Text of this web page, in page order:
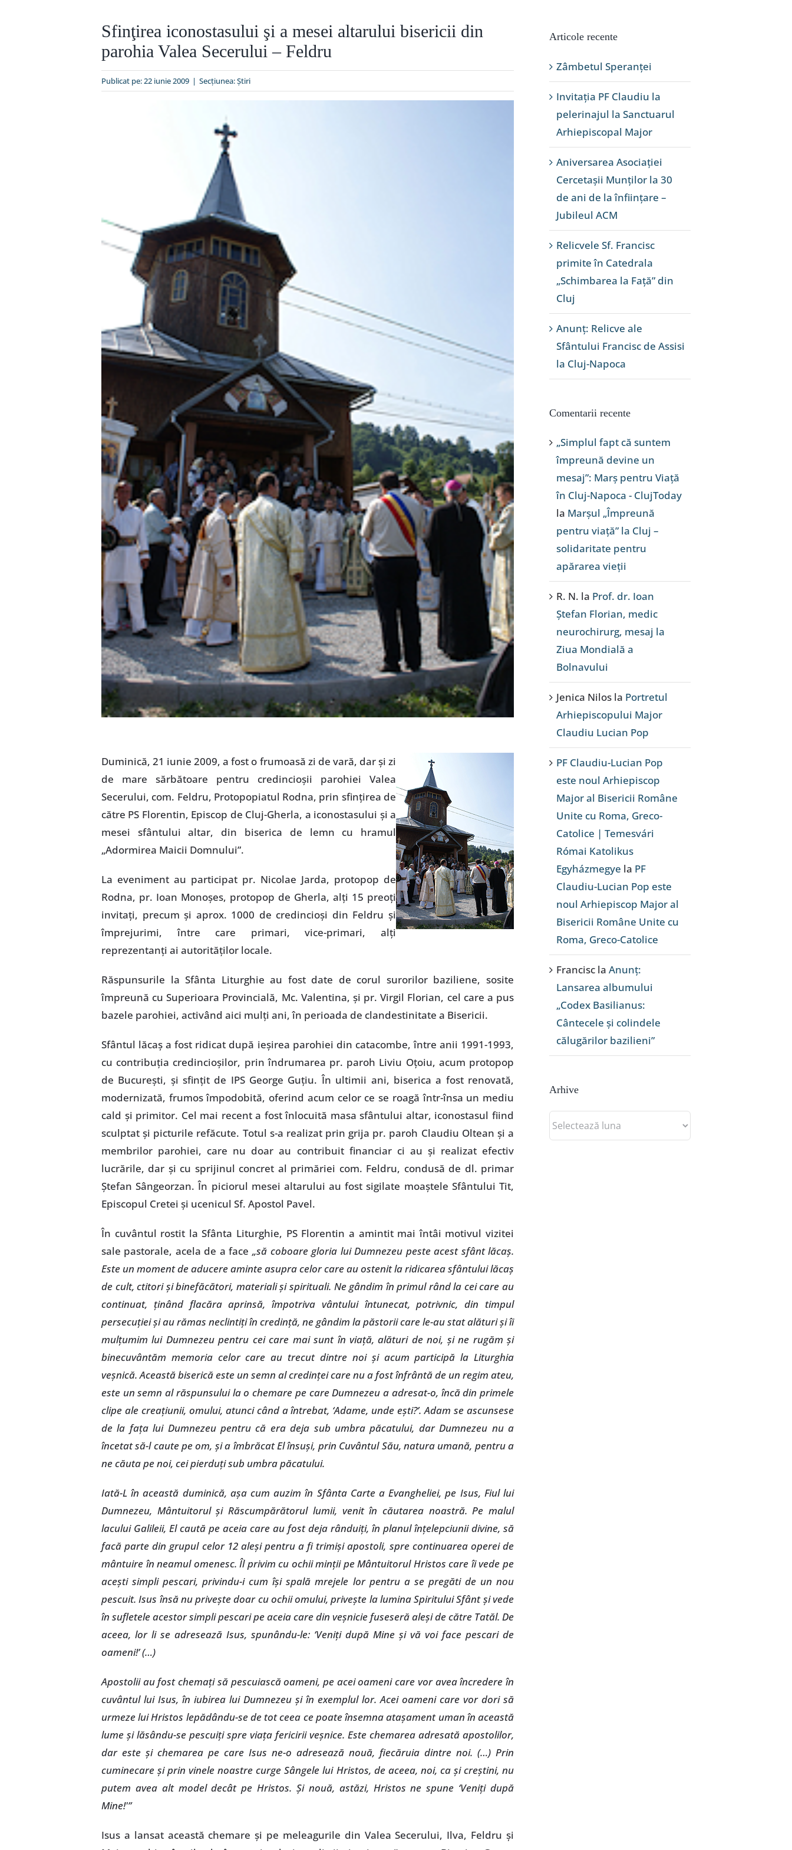
Sfinţirea iconostasului şi a mesei altarului bisericii din
parohia Valea Secerului – Feldru
Publicat pe: 22 iunie 2009 | Secțiunea:Ştiri
Duminică, 21 iunie 2009, a fost o frumoasă zi de vară, dar şi zi
de mare sărbătoare pentru credincioşii parohiei Valea
Secerului, com. Feldru, Protopopiatul Rodna, prin sfinţirea de
către PS Florentin, Episcop de Cluj-Gherla, a iconostasului şi a
mesei sfântului altar, din biserica de lemn cu hramul
„Adormirea Maicii Domnului”.
La eveniment au participat pr. Nicolae Jarda, protopop de
Rodna, pr. Ioan Monoşes, protopop de Gherla, alţi 15 preoţi
invitaţi, precum şi aprox. 1000 de credincioşi din Feldru şi
împrejurimi, între care primari, vice-primari, alţi
reprezentanţi ai autorităţilor locale.
Răspunsurile la Sfânta Liturghie au fost date de corul surorilor baziliene, sosite
împreună cu Superioara Provincială, Mc. Valentina, şi pr. Virgil Florian, cel care a pus
bazele parohiei, activând aici mulţi ani, în perioada de clandestinitate a Bisericii.
Sfântul lăcaş a fost ridicat după ieşirea parohiei din catacombe, între anii 1991-1993,
cu contribuţia credincioşilor, prin îndrumarea pr. paroh Liviu Oţoiu, acum protopop
de Bucureşti, şi sfinţit de IPS George Guţiu. În ultimii ani, biserica a fost renovată,
modernizată, frumos împodobită, oferind acum celor ce se roagă într-însa un mediu
cald şi primitor. Cel mai recent a fost înlocuită masa sfântului altar, iconostasul fiind
sculptat şi picturile refăcute. Totul s-a realizat prin grija pr. paroh Claudiu Oltean şi a
membrilor parohiei, care nu doar au contribuit financiar ci au şi realizat efectiv
lucrările, dar şi cu sprijinul concret al primăriei com. Feldru, condusă de dl. primar
Ştefan Sângeorzan. În piciorul mesei altarului au fost sigilate moaştele Sfântului Tit,
Episcopul Cretei şi ucenicul Sf. Apostol Pavel.
În cuvântul rostit la Sfânta Liturghie, PS Florentin a amintit mai întâi motivul vizitei
sale pastorale, acela de a face „să coboare gloria lui Dumnezeu peste acest sfânt lăcaş.
Este un moment de aducere aminte asupra celor care au ostenit la ridicarea sfântului lăcaş
de cult, ctitori şi binefăcători, materiali şi spirituali. Ne gândim în primul rând la cei care au
continuat, ţinând flacăra aprinsă, împotriva vântului întunecat, potrivnic, din timpul
persecuţiei şi au rămas neclintiţi în credinţă, ne gândim la păstorii care le-au stat alături şi îi
mulţumim lui Dumnezeu pentru cei care mai sunt în viaţă, alături de noi, şi ne rugăm şi
binecuvântăm memoria celor care au trecut dintre noi şi acum participă la Liturghia
veşnică. Această biserică este un semn al credinţei care nu a fost înfrântă de un regim ateu,
este un semn al răspunsului la o chemare pe care Dumnezeu a adresat-o, încă din primele
clipe ale creaţiunii, omului, atunci când a întrebat, ‘Adame, unde eşti?’. Adam se ascunsese
de la faţa lui Dumnezeu pentru că era deja sub umbra păcatului, dar Dumnezeu nu a
încetat să-l caute pe om, şi a îmbrăcat El însuşi, prin Cuvântul Său, natura umană, pentru a
ne căuta pe noi, cei pierduţi sub umbra păcatului.
Iată-L în această duminică, aşa cum auzim în Sfânta Carte a Evangheliei, pe Isus, Fiul lui
Dumnezeu, Mântuitorul şi Răscumpărătorul lumii, venit în căutarea noastră. Pe malul
lacului Galileii, El caută pe aceia care au fost deja rânduiţi, în planul înţelepciunii divine, să
facă parte din grupul celor 12 aleşi pentru a fi trimişi apostoli, spre continuarea operei de
mântuire în neamul omenesc. Îl privim cu ochii minţii pe Mântuitorul Hristos care îi vede pe
aceşti simpli pescari, privindu-i cum îşi spală mrejele lor pentru a se pregăti de un nou
pescuit. Isus însă nu priveşte doar cu ochii omului, priveşte la lumina Spiritului Sfânt şi vede
în sufletele acestor simpli pescari pe aceia care din veşnicie fuseseră aleşi de către Tatăl. De
aceea, lor li se adresează Isus, spunându-le: ‘Veniţi după Mine şi vă voi face pescari de
oameni!’ (…)
Apostolii au fost chemaţi să pescuiască oameni, pe acei oameni care vor avea încredere în
cuvântul lui Isus, în iubirea lui Dumnezeu şi în exemplul lor. Acei oameni care vor dori să
urmeze lui Hristos lepădându-se de tot ceea ce poate însemna ataşament uman în această
lume şi lăsându-se pescuiţi spre viaţa fericirii veşnice. Este chemarea adresată apostolilor,
dar este şi chemarea pe care Isus ne-o adresează nouă, fiecăruia dintre noi. (…) Prin
cuminecare şi prin vinele noastre curge Sângele lui Hristos, de aceea, noi, ca şi creştini, nu
putem avea alt model decât pe Hristos. Şi nouă, astăzi, Hristos ne spune ‘Veniţi după
Mine!'”
Isus a lansat această chemare şi pe meleagurile din Valea Secerului, Ilva, Feldru şi
Articole recente
Zâmbetul Speranței
Invitația PF Claudiu la
pelerinajul la Sanctuarul
Arhiepiscopal Major
Aniversarea Asociației
Cercetașii Munților la 30
de ani de la înființare –
Jubileul ACM
Relicvele Sf. Francisc
primite în Catedrala
„Schimbarea la Față” din
Cluj
Anunț: Relicve ale
Sfântului Francisc de Assisi
la Cluj-Napoca
Comentarii recente
„Simplul fapt că suntem
împreună devine un
mesaj”: Marș pentru Viață
în Cluj-Napoca - ClujToday
la Marșul „Împreună
pentru viață” la Cluj –
solidaritate pentru
apărarea vieții
R. N. la Prof. dr. Ioan
Ștefan Florian, medic
neurochirurg, mesaj la
Ziua Mondială a
Bolnavului
Jenica Nilos la Portretul
Arhiepiscopului Major
Claudiu Lucian Pop
PF Claudiu-Lucian Pop
este noul Arhiepiscop
Major al Bisericii Române
Unite cu Roma, Greco-
Catolice | Temesvári
Római Katolikus
Egyházmegye la PF
Claudiu-Lucian Pop este
noul Arhiepiscop Major al
Bisericii Române Unite cu
Roma, Greco-Catolice
Francisc la Anunț:
Lansarea albumului
„Codex Basilianus:
Cântecele și colindele
călugărilor bazilieni”
Arhive
Arhive